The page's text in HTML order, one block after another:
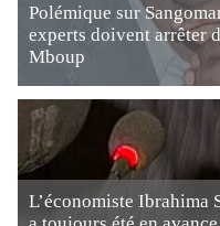
Polémique sur
experts doivent arrêter
Mboup
L’économiste Ibrahima